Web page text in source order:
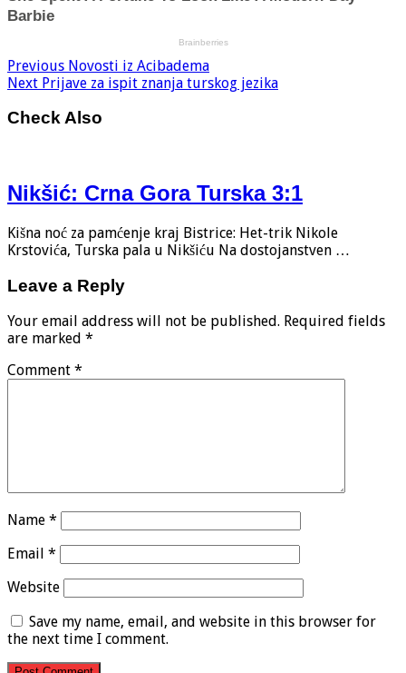
Previous Novosti iz Acibadema
Next Prijave za ispit znanja turskog jezika
Check Also
Nikšić: Crna Gora Turska 3:1
Kišna noć za pamćenje kraj Bistrice: Het-trik Nikole
Krstovića, Turska pala u Nikšiću Na dostojanstven …
Leave a Reply
Your email address will not be published. Required fields
are marked *
Comment *
Name *
Email *
Website
Save my name, email, and website in this browser for
the next time I comment.